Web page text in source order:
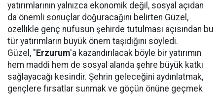
yatırımlarının yalnızca ekonomik değil, sosyal açıdan
da önemli sonuçlar doğuracağını belirten Güzel,
özellikle genç nüfusun şehirde tutulması açısından bu
tür yatırımların büyük önem taşıdığını söyledi.
Güzel, " Erzurum'a kazandırılacak böyle bir yatırımın
hem maddi hem de sosyal alanda şehre büyük katkı
sağlayacağı kesindir. Şehrin geleceğini aydınlatmak,
gençlere fırsatlar sunmak ve göçün önüne geçmek